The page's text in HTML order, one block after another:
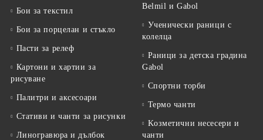
Бои за текстил
Бои за порцелан и стъкло
Пасти за релеф
Картони и хартии за
рисуване
Палитри и аксесоари
Стативи и чанти за рисунки
Линогравюра и дълбок
Belmil и Gabol
Ученически раници с
колелца
Раници за детска градина
Gabol
Спортни торби
Термо чанти
Kозметични несесери и
чанти